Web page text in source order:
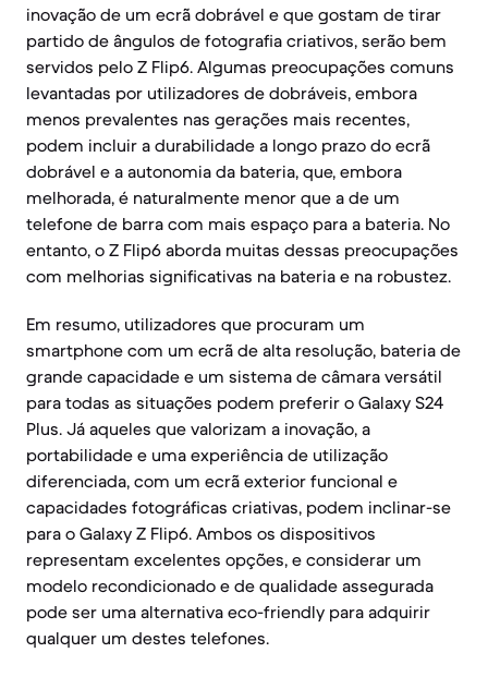
inovação de um ecrã dobrável e que gostam de tirar
partido de ângulos de fotografia criativos, serão bem
servidos pelo Z Flip6. Algumas preocupações comuns
levantadas por utilizadores de dobráveis, embora
menos prevalentes nas gerações mais recentes,
podem incluir a durabilidade a longo prazo do ecrã
dobrável e a autonomia da bateria, que, embora
melhorada, é naturalmente menor que a de um
telefone de barra com mais espaço para a bateria. No
entanto, o Z Flip6 aborda muitas dessas preocupações
com melhorias significativas na bateria e na robustez.
Em resumo, utilizadores que procuram um
smartphone com um ecrã de alta resolução, bateria de
grande capacidade e um sistema de câmara versátil
para todas as situações podem preferir o Galaxy S24
Plus. Já aqueles que valorizam a inovação, a
portabilidade e uma experiência de utilização
diferenciada, com um ecrã exterior funcional e
capacidades fotográficas criativas, podem inclinar-se
para o Galaxy Z Flip6. Ambos os dispositivos
representam excelentes opções, e considerar um
modelo recondicionado e de qualidade assegurada
pode ser uma alternativa eco-friendly para adquirir
qualquer um destes telefones.